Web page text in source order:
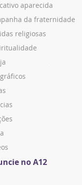
aparecida
da fraternidade
religiosas
no A12